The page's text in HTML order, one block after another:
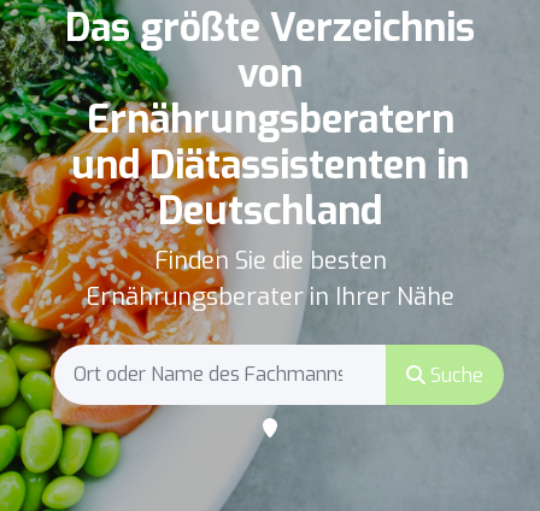
Das größte Verzeichnis
von
Ernährungsberatern
und Diätassistenten in
Deutschland
Finden Sie die besten
Ernährungsberater in Ihrer Nähe
Suche